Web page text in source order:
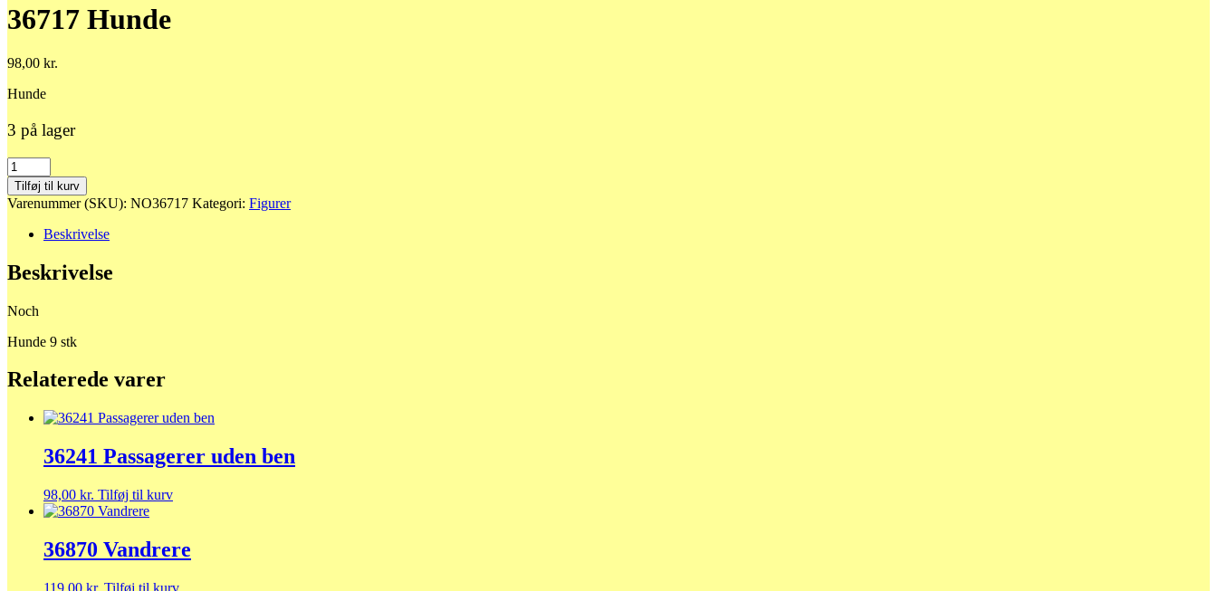
36717 Hunde
98,00 kr.
Hunde
3 på lager
36717
Hunde
antal
Tilføj til kurv
Varenummer (SKU): NO36717 Kategori: Figurer
Beskrivelse
Beskrivelse
Noch
Hunde 9 stk
Relaterede varer
36241 Passagerer uden ben
98,00 kr. Tilføj til kurv
36870 Vandrere
119,00 kr. Tilføj til kurv